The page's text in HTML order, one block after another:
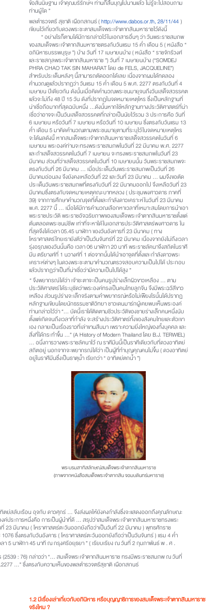
ข้อสันนิษฐาน เจ้าคุณบริรักษ์ฯ ท่านก็สิ้นบุญไปนานแล้ว ไม่รู้จะไปสอบถาม
ท่านผู้ใด ”
พลตำรวจตรี สุชาติ เผือกสกนธ์ ( http://www.dabos.or.th, 28/11/44
เขียนไว้เกี่ยวกับดวงพระชะตาสมเด็จพระเจ้าตากสินมหาราชไว้ดังนี้
“ อย่างไรก็ตามได้มีการกล่าวไว้ในเอกสารอื่นๆ ว่า วันพระราชสมภพ
ของสมเด็จพระเจ้าตากสินมหาราชตรงกับวันแรม 15 ค่ำ เดือน 5 ( หนังสือ “
อภินิหารบรรพบุรุษ ”) บ้าง วันที่ 17 เมษายนบ้าง ( หนังสือ “ ราชจักรีวงศ์
และราชสกุลพระเจ้าตากสินมหาราช ”) วันที่ 7 เมษายนบ้าง (“SOMDEJ
PHRA CHAO TAK SIN MAHARAT โดย de FELS, JACQUELINE”)
สำหรับประเด็นหลังๆ นี้สามารถตัดออกได้เลย เนื่องจากผมได้ทดลอง
คำนวณดูแล้วปรากฏว่า วันแรม 15 ค่ำ เดือน 5 พ.ศ. 2277 ตรงกับวันที่ 4
เมษายน ปีเดียวกัน ดังนั้นเมื่อคิดคำนวณพระชนมายุจนถึงวันเสด็จสวรรคต
แล้วจะไม่ถึง 48 ปี 15 วัน ดังที่ปรากฏในจดหมายเหตุโหร ซึ่งเป็นหลักฐานที่
น่าเชื่อถือมากที่สุดฉบับหนึ่ง …ดังนั้นหากใช้หลักฐานทางประวัติศาสตร์ที่น่า
เชื่อว่าอาจจะเป็นวันเสด็จสวรรคตที่กล่าวเป็นนัยไว้รวม 3 ประการคือ วันที่
6 เมษายน หรือวันที่ 7 เมษายน หรือวันที่ 10 เมษายน ซึ่งตรงกับวันแรม 13
ค่ำ เดือน 5 มาคิดคำนวณตามพระชนมายุตามที่ระบุไว้ในจดหมายเหตุโหร
จะได้ผลดังนี้ หากสมเด็จพระเจ้าตากสินมหาราชเสด็จสวรรคตในวันที่ 6
เมษายน พระองค์ท่านจะทรงพระราชสมภพในวันที่ 22 มีนาคม พ.ศ. 2277
และถ้าเสด็จสวรรคตในวันที่ 7 เมษายน จะทรงพระราชสมภพในวันที่ 23
มีนาคม ส่วนที่ว่าเสด็จสวรรคตในวันที่ 10 เมษายนนั้น วันพระราชสมภพจะ
ตรงกับวันที่ 26 มีนาคม … เมื่อประเด็นวันพระราชสมภพเป็นวันที่ 26
มีนาคมอ่อนลง จึงยังคงเหลือวันที่ 22 และวันที่ 23 มีนาคม … ผมจึงขอตัด
ประเด็นวันพระราชสมภพที่ตรงกับวันที่ 22 มีนาคมออกไป จึงเหลือวันที่ 23
มีนาคมซึ่งตรงกับจดหมายเหตุคณะบาทหลวง ( ประชุมพงศาวดาร ภาคที่
39) จากการศึกษาคำนวณจุดที่ตั้งและกำลังดาวเคราะห์ในวันที่ 23 มีนาคม
พ.ศ. 2277 นี้ … เมื่อได้มีการคำนวณเลือกหาเวลาที่เหมาะสมโดยการนำเอา
พระราชประวัติ พระราชอัจฉริยภาพของสมเด็จพระเจ้าตากสินมหาราชตั้งแต่
ต้นตลอดพระชนม์ชีพ เท่าที่จะหาได้ในเอกสารประวัติศาสตร์พงศาวดาร ใน
ที่สุดจึงได้เวลา 05.45 นาฬิกา ของวันอังคารที่ 23 มีนาคม ( ทาง
โหราศาสตร์ไทยเรายังตีว่าเป็นวันจันทร์ที่ 22 มีนาคม เนื่องจากยังไม่ถึงเวลา
รุ่งอรุณของวันนั้นคือ เวลา 06 นาฬิกา 20 นาที พระราชลัคนาจึงสถิตในราศี
มีน ตรียางศ์ที่ 1 นวางศ์ที่ 1 ต่อจากนั้นได้นำเอาจุดที่ตั้งและกำลังดาวพระ
เคราะห์ต่างๆ ในดวงพระชะตามาคำนวณตรวจสอบความเป็นไปได้ ประกอบ
แล้วปรากฏว่าเป็นที่น่าเชื่อว่ามีความเป็นไปได้สูง ”
“ จึงพยากรณ์ได้ว่า เจ้าชะตาจะเป็นคนรูปร่างเล็กผิวขาวเหลือง … ตาม
ประวัติศาสตร์ได้ระบุชัดว่าพระองค์ทรงเป็นคนไทยลูกจีน จึงมีพระฉวีสีขาว
เหลือง ส่วนรูปร่างจะเล็กจริงตามคำพยากรณ์หรือไม่เพียงไรนั้นได้ปรากฏ
หลักฐานเขียนโดยนักธรรมชาติวิทยา ชาวเดนมาร์กผู้เคยพบเห็นพระองค์
ท่านกล่าวไว้ว่า “… บัดนี้เราได้ติดตามชีวประวัติของชายร่างเล็กคนหนึ่งนับ
ตั้งแต่เกิดจนถึงเวลาที่กำลัง จะสร้างประวัติศาตร์ทั้งของสังคมไทยและตัวเขา
เอง กลายเป็นเรื่องราวที่เล่าขานสืบมา เพราะความยิ่งใหญ่ของทั้งบุคคล และ
สิ่งที่ได้กระทำขึ้น …” (A History of Modern Thailand โดย B.J. TERWIEL)
… อนึ่งการวางพระราชลัคนาไว้ ณ ราศีมีนนี้เป็นราศีเดียวกับที่ดวงอาทิตย์
สถิตอยู่ นอกจากจะพยากรณ์ได้ว่า เป็นผู้ที่ทำบุญคุณคนไม่ขึ้น ( ดวงอาทิตย์
อยู่ในราศีมีนซึ่งเป็นธาตุน้ำ เรียกว่า “ อาทิตย์ตกน้ำ ”)
พระบรมสาทิสลักษณ์สมเด็จพระเจ้าตากสินมหาราช
(ภาพจากหนังสือสมเด็จพระเจ้าตากสิน จอมบดินทร์มหาราช)
ทิตย์สลับเรือน อุจกับ ดาวศุกร์ … จึงส่งผลให้ยังคงกำลังซึ่งจะแสดงออกถึงคุณลักษณะ
งค์ประการหนึ่งคือ การเป็นผู้นำที่ดี … สรุปว่าสมเด็จพระเจ้าตากสินมหาราชทรงพระ
ที่ 23 มีนาคม ( โหราศาสตร์ตะวันออกยังถือว่าเป็นวันที่ 22 มีนาคม ) พุทธศักราช
1076 ซึ่งตรงกับวันอังคาร ( โหราศาสตร์ตะวันออกยังถือว่าเป็นวันจันทร์ ) แรม 4 ค่ำ
ลา 5 นาฬิกา 45 นาที ณ กรุงศรีอยุธยา ” ( เรียบเรียง ณ วันที่ 2 กุมภาพันธ์ พ . ศ .
(2539 : 76) กล่าวว่า “… สมเด็จพระเจ้าตากสินมหาราช ทรงมีพระราชสมภพ ณ วันที่
…” ซึ่งตรงกับความเห็นของพลตำรวจตรีสุชาติ เผือกสกนธ์
1.2 มีเรื่องเล่าเกี่ยวกับอภินิหาร หรือบุญญาธิการของสมเด็จพระเจ้าตากสินมหาราช
จริงไหม ?